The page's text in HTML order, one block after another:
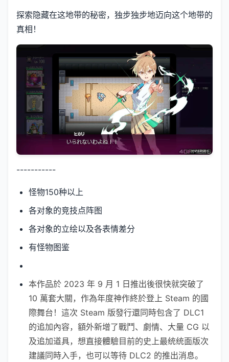
探索隐藏在这地带的秘密，独步独步地迈向这个地带的
真相！
-----------
怪物150种以上
各对象的竞技点阵图
各对象的立绘以及各表情差分
有怪物图鉴
本作品於 2023 年 9 月 1 日推出後很快就突破了
10 萬套大關，作為年度神作終於登上 Steam 的國
際舞台！這次 Steam 版發行還同時包含了 DLC1
的追加內容，額外新增了戰鬥、劇情、大量 CG 以
及追加道具，想直接體驗目前的史上最统统面版次
建議同時入手，也可以等待 DLC2 的推出消息。